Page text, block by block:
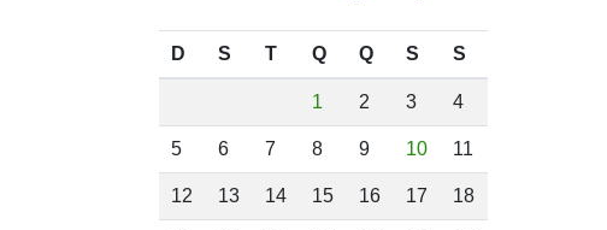
D S T Q Q S S
1 2 3 4
5 6 7 8 9 10 11
12 13 14 15 16 17 18